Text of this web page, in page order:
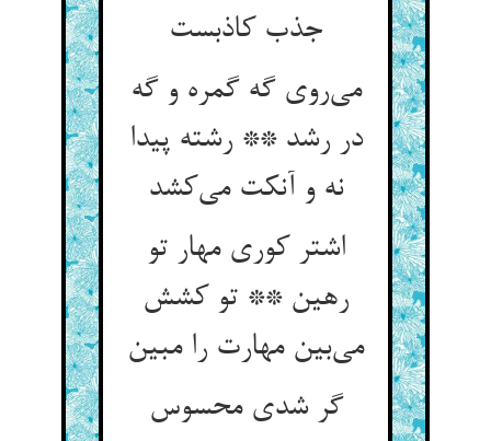
جذب کاذبست
می‌روی گه گمره و گه
در رشد ** رشته پیدا
نه و آنکت می‌کشد
اشتر کوری مهار تو
رهین ** تو کشش
می‌بین مهارت را مبین
گر شدی محسوس